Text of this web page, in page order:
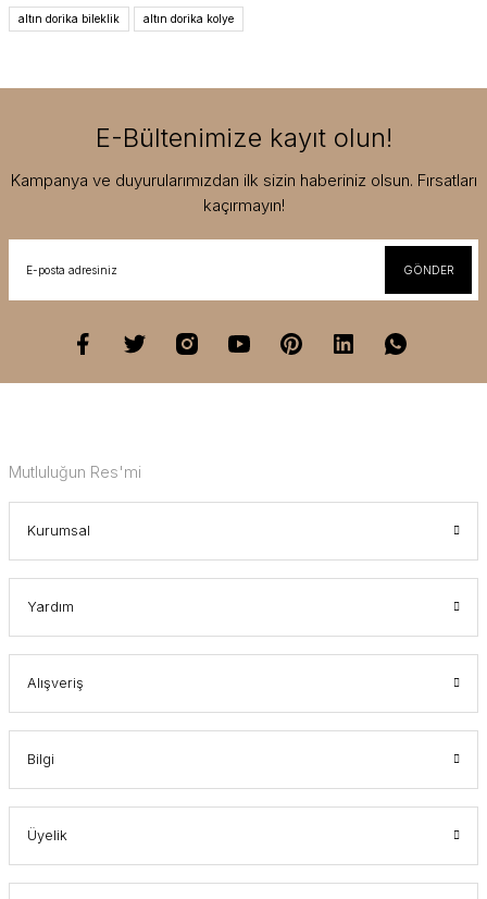
altın dorika bileklik
altın dorika kolye
E-Bültenimize kayıt olun!
Kampanya ve duyurularımızdan ilk sizin haberiniz olsun. Fırsatları
kaçırmayın!
GÖNDER
Mutluluğun Res'mi
Kurumsal
Yardım
Alışveriş
Bilgi
Üyelik